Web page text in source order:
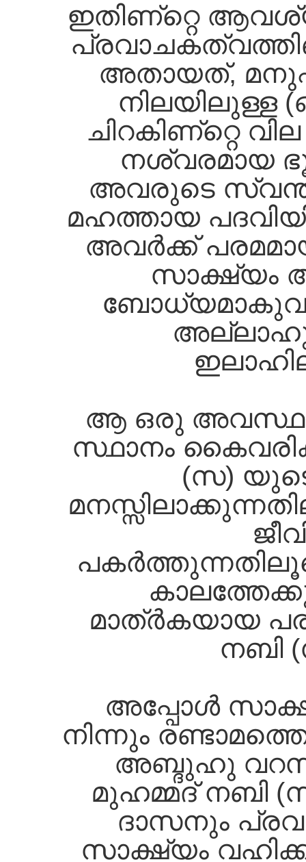
ഇതിണ്റ്റെ
അതായത്‌,
നിലയിലുള്ള
ചിറകിണ്റ്റെ
നശ്വരമായ
അവരുടെ
മഹത്തായ
അവര്‍ക്ക്‌
സാക്ഷ്യം
ആ ഒരു അവസ്ഥ
സ്ഥാനം
(സ)
മാത്ര്‍കയായ
നബി
അപ്പോള്‍
നിന്നും
അബ്ദുഹു
മുഹമ്മദ്‌ നബി
ദാസനും
സാക്ഷ്യം